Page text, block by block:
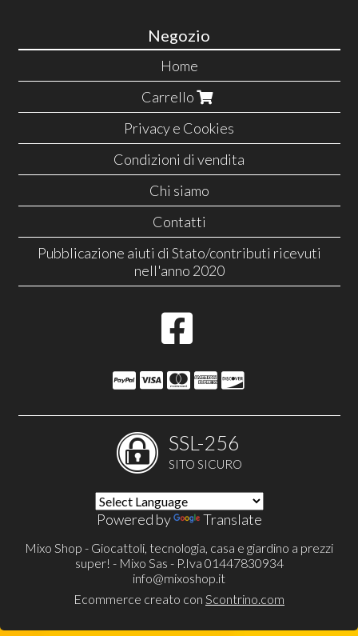
Negozio
Home
Carrello
Privacy e Cookies
Condizioni di vendita
Chi siamo
Contatti
Pubblicazione aiuti di Stato/contributi ricevuti
nell'anno 2020
SSL-256
SITO SICURO
Powered by Translate
Mixo Shop - Giocattoli, tecnologia, casa e giardino a prezzi
super! - Mixo Sas - P.Iva 01447830934
info@mixoshop.it
Ecommerce creato con Scontrino.com